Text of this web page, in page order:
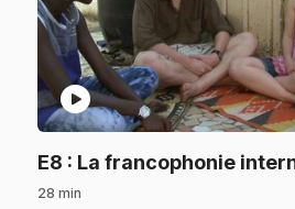
play_circle
E8 : La francophonie
28 min